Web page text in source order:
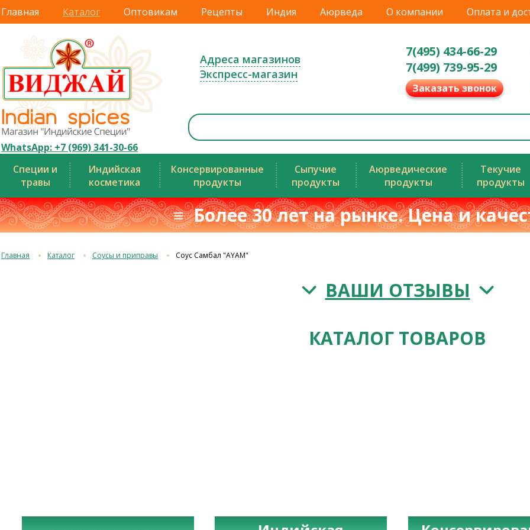
Главная Каталог Оптовикам Рецепты Индия Аюрведа О компании Оплата и
WhatsApp: +7 (969) 341-30-66
Адреса магазинов
Экспресс-магазин
7(495) 434-66-29
7(499) 739-95-29
Заказать звонок
Специи и
травы
Индийская
косметика
Консервированные
продукты
Сыпучие
продукты
Аюрведические
продукты
Текучие
продукты
≡ Более 30 лет на рынке. Цена и
Главная Каталог Соусы и приправы Соус Самбал "AYAM"
ВАШИ ОТЗЫВЫ
КАТАЛОГ ТОВАРОВ